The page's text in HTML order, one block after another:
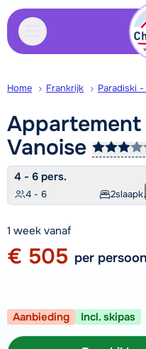
Home Frankrijk Paradiski
Appartement
Vanoise
4 - 6 pers.
4 - 6 2slaapk.
1 week vanaf
€ 505 per persoon
Aanbieding Incl. skipas